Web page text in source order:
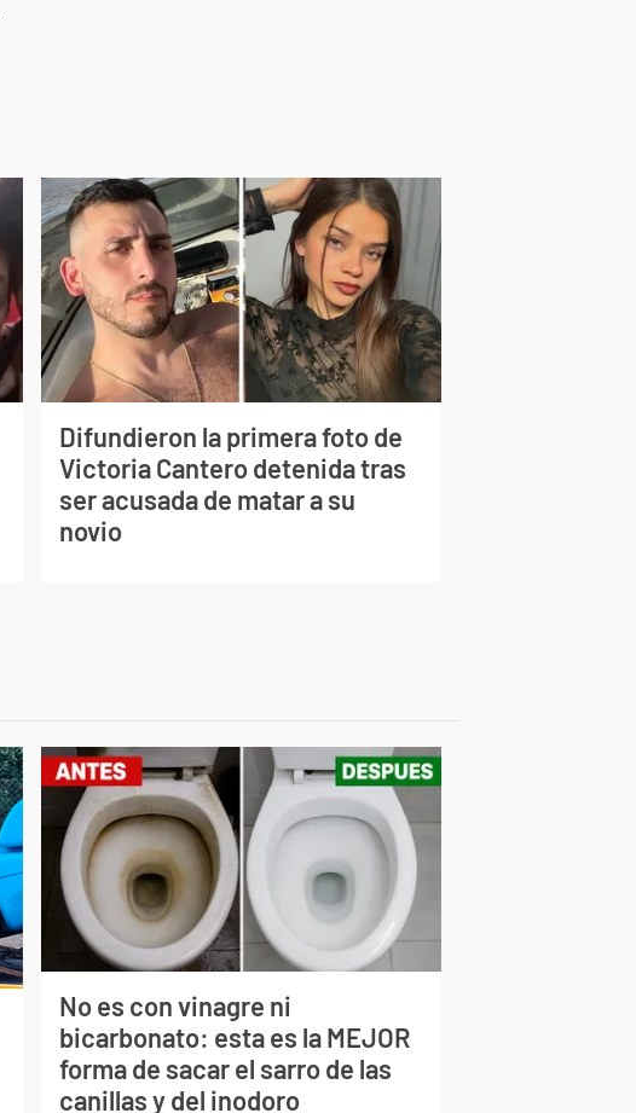
Difundieron la primera foto de
Victoria Cantero detenida tras
ser acusada de matar a su
novio
No es con vinagre ni
bicarbonato: esta es la MEJOR
forma de sacar el sarro de las
canillas y del inodoro